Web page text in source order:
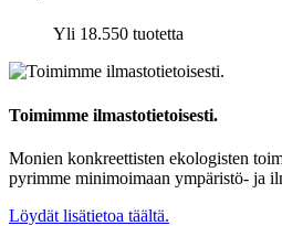
Yli 18.550 tuotetta
Toimimme ilmastotietoisesti.
Monien konkreettisten ekologisten
pyrimme minimoimaan ympäristö- ja
Löydät lisätietoa täältä.